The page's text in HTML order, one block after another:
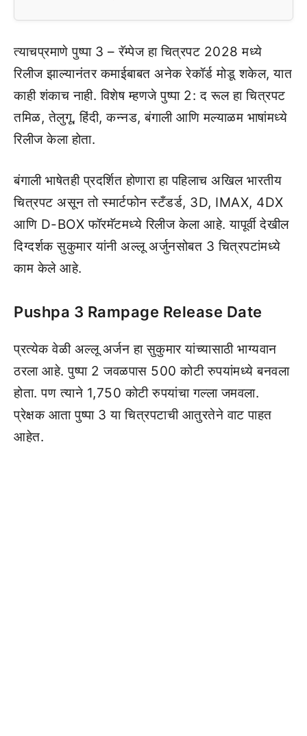
त्याचप्रमाणे पुष्पा 3 – रॅम्पेज हा चित्रपट 2028 मध्ये
रिलीज झाल्यानंतर कमाईबाबत अनेक रेकॉर्ड मोडू शकेल, यात
काही शंकाच नाही. विशेष म्हणजे पुष्पा 2: द रूल हा चित्रपट
तमिळ, तेलुगू, हिंदी, कन्नड, बंगाली आणि मल्याळम भाषांमध्ये
रिलीज केला होता.
बंगाली भाषेतही प्रदर्शित होणारा हा पहिलाच अखिल भारतीय
चित्रपट असून तो स्मार्टफोन स्टँडर्ड, 3D, IMAX, 4DX
आणि D-BOX फॉरमॅटमध्ये रिलीज केला आहे. यापूर्वी देखील
दिग्दर्शक सुकुमार यांनी अल्लू अर्जुनसोबत 3 चित्रपटांमध्ये
काम केले आहे.
Pushpa 3 Rampage Release Date
प्रत्येक वेळी अल्लू अर्जन हा सुकुमार यांच्यासाठी भाग्यवान
ठरला आहे. पुष्पा 2 जवळपास 500 कोटी रुपयांमध्ये बनवला
होता. पण त्याने 1,750 कोटी रुपयांचा गल्ला जमवला.
प्रेक्षक आता पुष्पा 3 या चित्रपटाची आतुरतेने वाट पाहत
आहेत.